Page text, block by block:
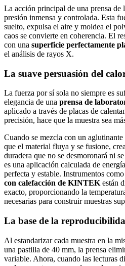
La acción principal de una prensa de
presión inmensa y controlada. Esta
suelto, expulsa el aire y moldea el
caos se convierte en coherencia. El
con una superficie perfectamente
el análisis de rayos X.
La suave persuasión del
La fuerza por sí sola no siempre es
elegancia de una prensa de
aplicado a través de placas de
precisión, hace que la muestra sea
Cuando se mezcla con un
que el material fluya y se fusione,
duradera que no se desmoronará ni
es una aplicación calculada de
perfecta y estable. Instrumentos
con calefacción de KINTEK están
exacto, proporcionando la
necesarias para construir muestras
La base de la
Al estandarizar cada muestra en la
una pastilla de 40 mm, la prensa
variable. Ahora, cuando las lecturas